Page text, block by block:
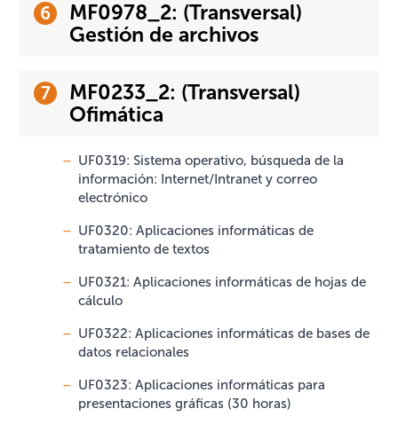
MF0978_2: (Transversal)
Gestión de archivos
MF0233_2: (Transversal)
Ofimática
UF0319: Sistema operativo, búsqueda de la
información: Internet/Intranet y correo
electrónico
UF0320: Aplicaciones informáticas de
tratamiento de textos
UF0321: Aplicaciones informáticas de hojas de
cálculo
UF0322: Aplicaciones informáticas de bases de
datos relacionales
UF0323: Aplicaciones informáticas para
presentaciones gráficas (30 horas)